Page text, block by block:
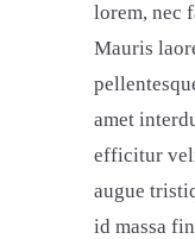
lorem, nec
Mauris
amet
efficitur
augue
id massa